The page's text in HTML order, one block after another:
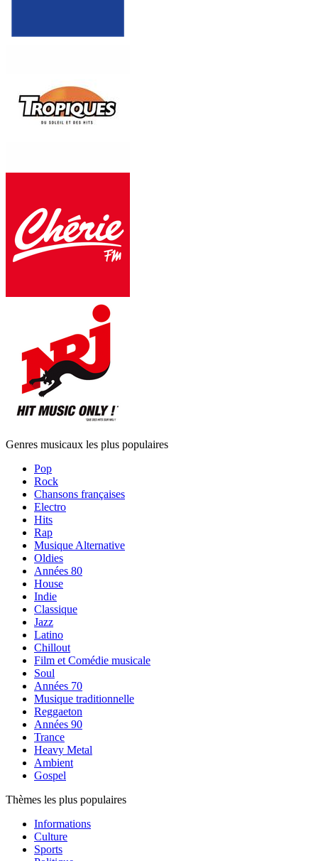
Genres musicaux les plus populaires
Pop
Rock
Chansons françaises
Electro
Hits
Rap
Musique Alternative
Oldies
Années 80
House
Indie
Classique
Jazz
Latino
Chillout
Film et Comédie musicale
Soul
Années 70
Musique traditionnelle
Reggaeton
Années 90
Trance
Heavy Metal
Ambient
Gospel
Thèmes les plus populaires
Informations
Culture
Sports